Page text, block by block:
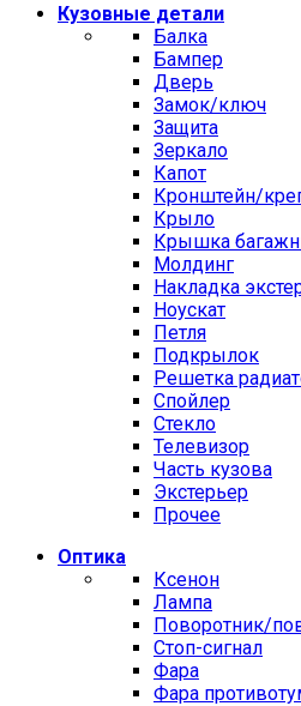
Кузовные детали
Балка
Бампер
Дверь
Замок/ключ
Защита
Зеркало
Капот
Кронштейн/
Крыло
Крышка
Молдинг
Накладка
Ноускат
Петля
Подкрылок
Решетка
Спойлер
Стекло
Телевизор
Часть кузова
Экстерьер
Прочее
Оптика
Ксенон
Лампа
Поворотник/
Стоп-сигнал
Фара
Фара